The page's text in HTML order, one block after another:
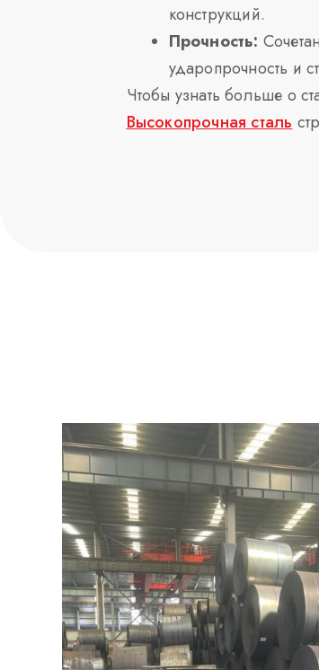
конструкций.
Прочность:
ударопрочность и
Чтобы узнать больше о
Высокопрочная сталь